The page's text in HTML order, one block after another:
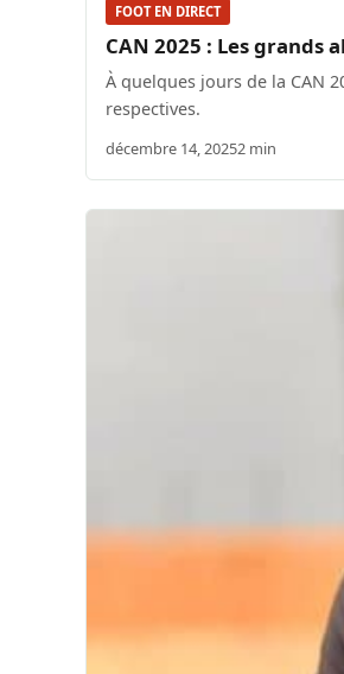
FOOT EN DIRECT
CAN 2025 : Les grands
À quelques jours de la CAN
respectives.
décembre 14, 20252 min